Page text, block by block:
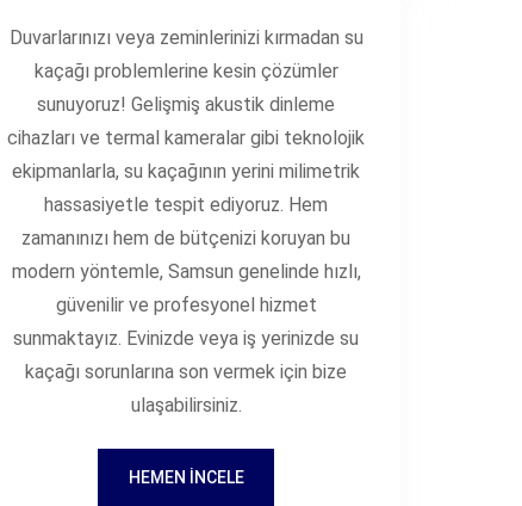
Duvarlarınızı veya zeminlerinizi kırmadan su
kaçağı problemlerine kesin çözümler
sunuyoruz! Gelişmiş akustik dinleme
cihazları ve termal kameralar gibi teknolojik
ekipmanlarla, su kaçağının yerini milimetrik
hassasiyetle tespit ediyoruz. Hem
zamanınızı hem de bütçenizi koruyan bu
modern yöntemle, Samsun genelinde hızlı,
güvenilir ve profesyonel hizmet
sunmaktayız. Evinizde veya iş yerinizde su
kaçağı sorunlarına son vermek için bize
ulaşabilirsiniz.
HEMEN İNCELE